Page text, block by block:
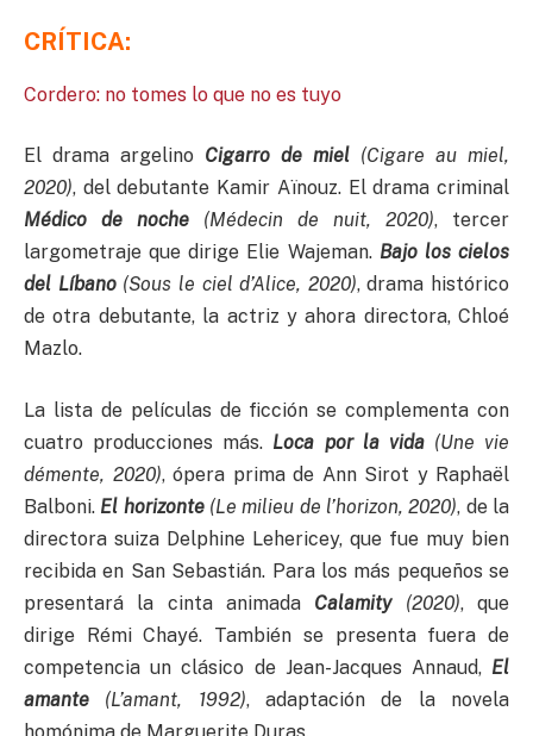
CRÍTICA:
Cordero: no tomes lo que no es tuyo
El drama argelino Cigarro de miel (Cigare au miel,
2020), del debutante Kamir Aïnouz. El drama criminal
Médico de noche (Médecin de nuit, 2020), tercer
largometraje que dirige Elie Wajeman. Bajo los cielos
del Líbano (Sous le ciel d’Alice, 2020), drama histórico
de otra debutante, la actriz y ahora directora, Chloé
Mazlo.
La lista de películas de ficción se complementa con
cuatro producciones más. Loca por la vida(Une vie
démente, 2020), ópera prima de Ann Sirot y Raphaël
Balboni. El horizonte(Le milieu de l’horizon, 2020), de la
directora suiza Delphine Lehericey, que fue muy bien
recibida en San Sebastián. Para los más pequeños se
presentará la cinta animada Calamity(2020), que
dirige Rémi Chayé. También se presenta fuera de
competencia un clásico de Jean-Jacques Annaud, El
amante (L’amant, 1992), adaptación de la novela